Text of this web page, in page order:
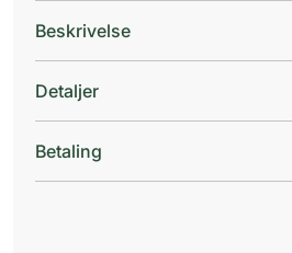
Beskrivelse
Detaljer
Betaling